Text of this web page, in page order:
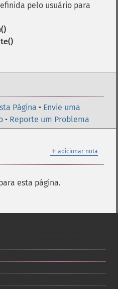
pelo usuário para
Página • Envie uma
• Reporte um Problema
＋ adicionar nota
esta página.